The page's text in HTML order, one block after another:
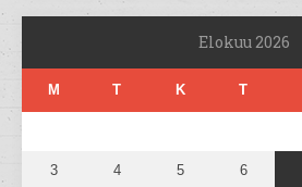
Elokuu 2026
M T K T
3 4 5 6